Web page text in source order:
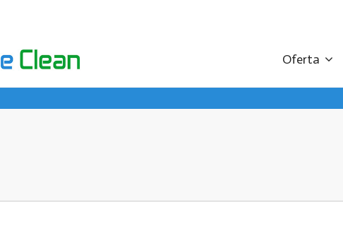
Oferta